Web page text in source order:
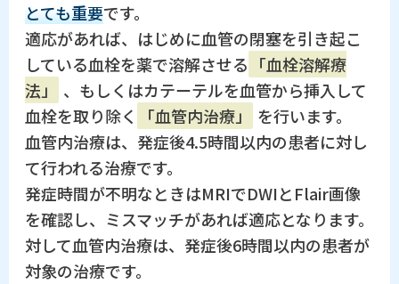
とても重要です。
適応があれば、はじめに血管の閉塞を引き起こ
している血栓を薬で溶解させる 「血栓溶解療
法」
、もしくはカテーテルを血管から挿入して
血栓を取り除く
「血管内治療」
を行います。
血管内治療は、発症後4.5時間以内の患者に対し
て行われる治療です。
発症時間が不明なときはMRIでDWIとFlair画像
を確認し、ミスマッチがあれば適応となります。
対して血管内治療は、発症後6時間以内の患者が
対象の治療です。